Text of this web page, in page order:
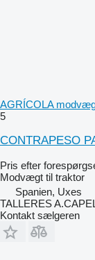
AGRÍCOLA
5
CONTRAPESO
Pris efter
Modvægt til traktor
Spanien, Uxes
TALLERES
Kontakt sælgeren